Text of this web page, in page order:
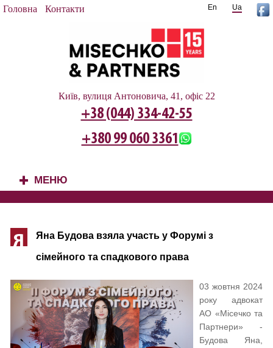
Головна Контакти Ua
En
Київ, вулиця Антоновича, 41, офіс 22
+38 (044) 334-42-55
+380 99 060 3361
+ МЕНЮ
Я Яна Будова взяла участь у Форумі з
сімейного та спадкового права
03 жовтня 2024
року адвокат
АО «Місечко та
Партнери» -
Будова Яна,